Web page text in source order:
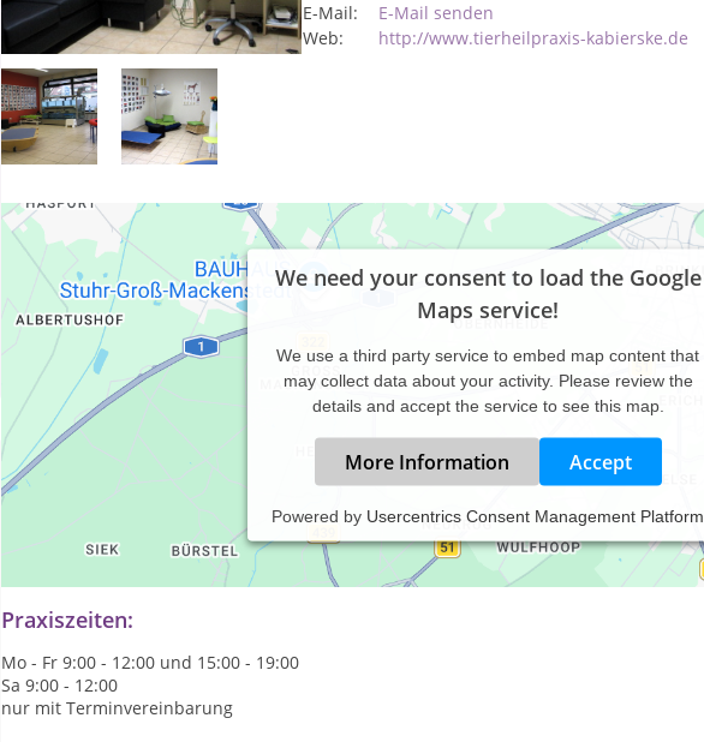
E-Mail:
E-Mail senden
Web:
http://www.tierheilpraxis-kabierske.de
We need your consent to load the Google
Maps service!
We use a third party service to embed map content that
may collect data about your activity. Please review the
details and accept the service to see this map.
More Information Accept
Powered by Usercentrics Consent Management Platform
Tierheilpraxis und Tierphysiotherapie
Die Praxis besteht seit 2004 und behandelt schwerpunktmäßig Hunde und Katzen.
Praxiszeiten:
Mo - Fr 9:00 - 12:00 und 15:00 - 19:00
Sa 9:00 - 12:00
nur mit Terminvereinbarung